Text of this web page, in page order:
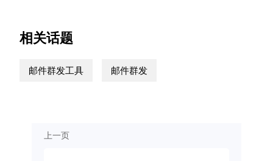
相关话题
邮件群发工具 邮件群发
上一页